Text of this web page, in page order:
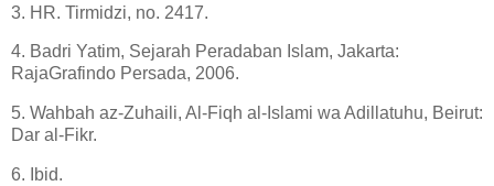
3. HR. Tirmidzi, no. 2417.
4. Badri Yatim, Sejarah Peradaban Islam, Jakarta:
RajaGrafindo Persada, 2006.
5. Wahbah az-Zuhaili, Al-Fiqh al-Islami wa Adillatuhu, Beirut:
Dar al-Fikr.
6. Ibid.